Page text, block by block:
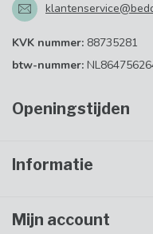
KVK nummer: 88735281
btw-nummer:
Openingstijden
Informatie
Mijn account